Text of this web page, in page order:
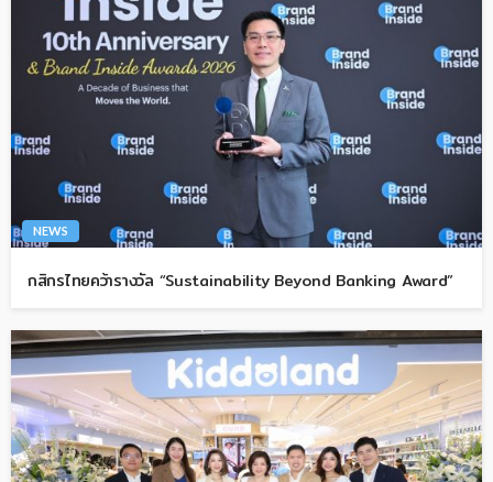
NEWS
กสิกรไทยคว้ารางวัล “Sustainability Beyond Banking Award”